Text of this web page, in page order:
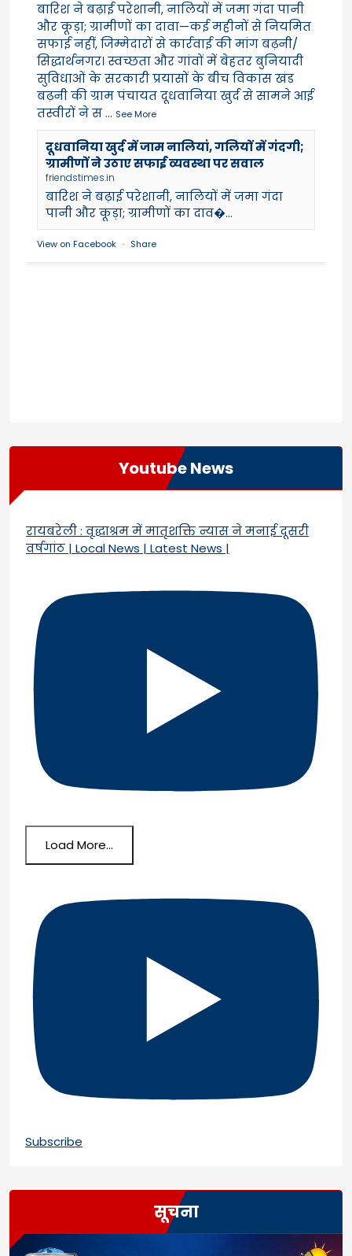
बारिश ने बढ़ाई परेशानी, नालियों में जमा गंदा पानी
और कूड़ा; ग्रामीणों का दावा—कई महीनों से नियमित
सफाई नहीं, जिम्मेदारों से कार्रवाई की मांग बढ़नी/
सिद्धार्थनगर। स्वच्छता और गांवों में बेहतर बुनियादी
सुविधाओं के सरकारी प्रयासों के बीच विकास खंड
बढ़नी की ग्राम पंचायत दूधवानिया खुर्द से सामने आई
तस्वीरों ने स... See More
दूधवानिया खुर्द में जाम नालियां, गलियों में गंदगी;
ग्रामीणों ने उठाए सफाई व्यवस्था पर सवाल
friendstimes.in
बारिश ने बढ़ाई परेशानी, नालियों में जमा गंदा
पानी और कूड़ा; ग्रामीणों का दाव�...
View on Facebook · Share
Youtube News
रायबरेली : वृद्धाश्रम में मातृशक्ति न्यास ने मनाई दूसरी
वर्षगांठ | Local News | Latest News |
Load More...
Subscribe
सूचना